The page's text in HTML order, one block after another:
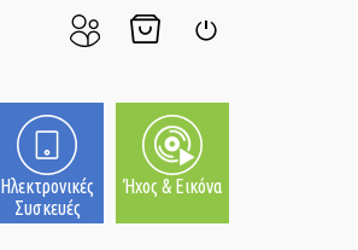
μου
Ηλεκτρονικές
Συσκευές
Ήχος & Εικόνα